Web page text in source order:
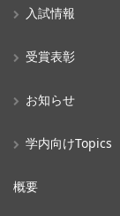
入試情報
受賞表彰
お知らせ
学内向けTopics
概要